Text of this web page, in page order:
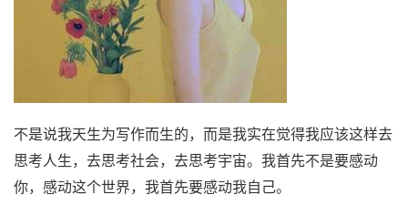
不是说我天生为写作而生的，而是我实在觉得我应该这样去
思考人生，去思考社会，去思考宇宙。我首先不是要感动
你，感动这个世界，我首先要感动我自己。